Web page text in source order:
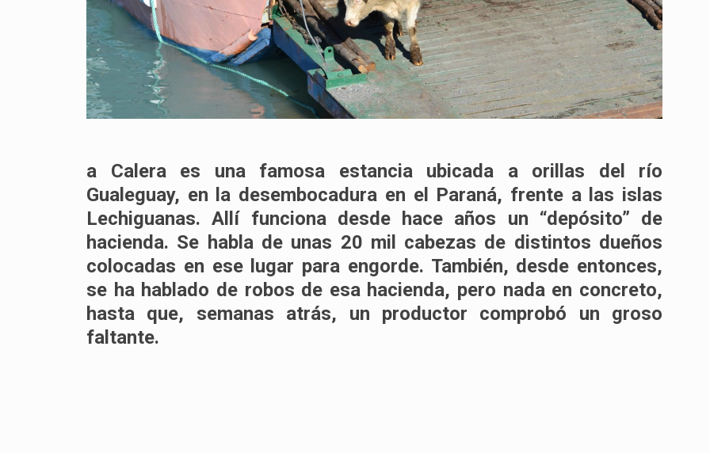
a Calera es una famosa estancia ubicada a orillas del río
Gualeguay, en la desembocadura en el Paraná, frente a las islas
Lechiguanas. Allí funciona desde hace años un “depósito” de
hacienda. Se habla de unas 20 mil cabezas de distintos dueños
colocadas en ese lugar para engorde. También, desde entonces,
se ha hablado de robos de esa hacienda, pero nada en concreto,
hasta que, semanas atrás, un productor comprobó un groso
faltante.